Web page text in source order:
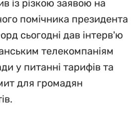
із різкою заявою на
помічника президента
сьогодні дав інтерв'ю
телекомпаніям
у питанні тарифів та
для громадян